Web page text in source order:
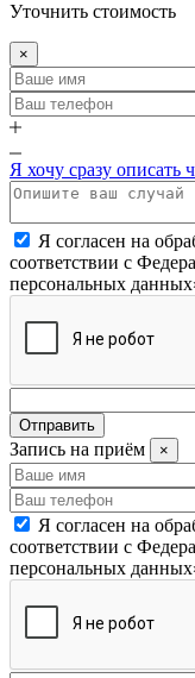
Уточнить стоимость
×
Я хочу сразу описать
Я согласен на
соответствии с
персональных
Отправить
Запись на приём ×
Я согласен на
соответствии с
персональных